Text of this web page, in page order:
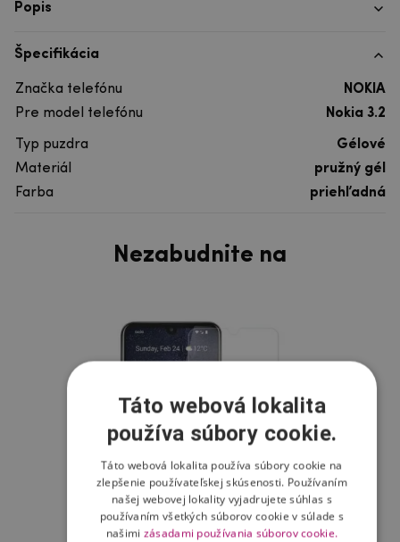
Popis
Špecifikácia
Značka telefónu
NOKIA
Pre model telefónu
Nokia 3.2
Typ puzdra
Gélové
Materiál
pružný gél
Farba
priehľadná
Nezabudnite na
Táto webová lokalita
používa súbory cookie.
Táto webová lokalita používa súbory cookie na
zlepšenie používateľskej skúsenosti. Používaním
našej webovej lokality vyjadrujete súhlas s
používaním všetkých súborov cookie v súlade s
našimi zásadami používania súborov cookie.